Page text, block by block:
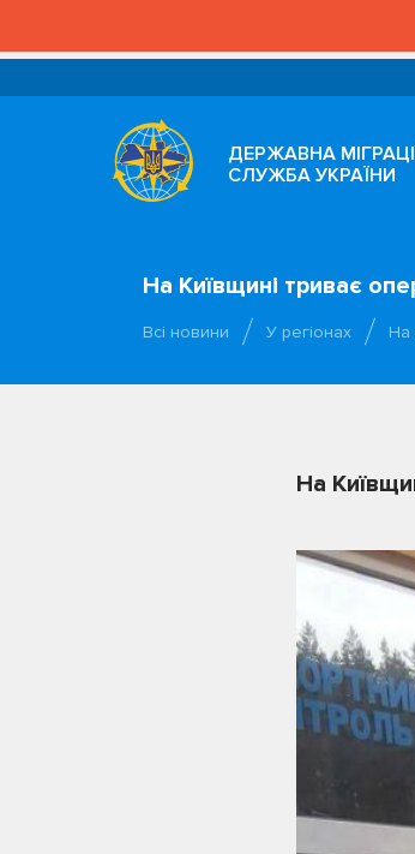
ДЕРЖАВНА
СЛУЖБА УКРАЇНИ
На Київщині триває
Всі новини У регіонах На
На